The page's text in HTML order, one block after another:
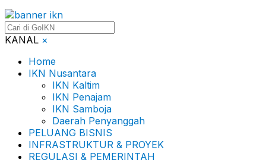
KANAL ×
Home
IKN Nusantara
IKN Kaltim
IKN Penajam
IKN Samboja
Daerah Penyanggah
PELUANG BISNIS
INFRASTRUKTUR & PROYEK
REGULASI & PEMERINTAH